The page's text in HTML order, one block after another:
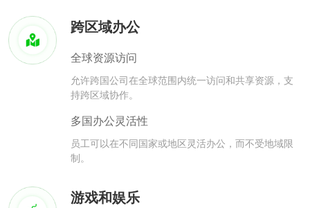
跨区域办公
全球资源访问
允许跨国公司在全球范围内统一访问和共享资源，支
持跨区域协作。
多国办公灵活性
员工可以在不同国家或地区灵活办公，而不受地域限
制。
游戏和娱乐